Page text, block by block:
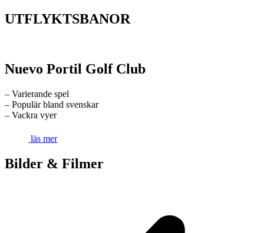
UTFLYKTSBANOR
Nuevo Portil Golf Club
– Varierande spel
– Populär bland svenskar
– Vackra vyer
läs mer
Bilder & Filmer